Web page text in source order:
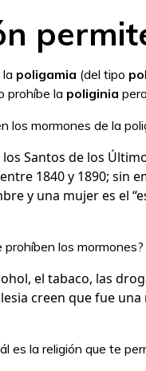
poligamia (del tipo
prohíbe la poliginia
los mormones de la
los Santos de los
entre 1840 y 1890; sin
y una mujer es el
prohíben los mormones?
el tabaco, las
creen que fue
es la religión que te